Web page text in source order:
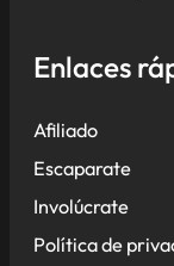
Enlaces
Afiliado
Escaparate
Involúcrate
Política de